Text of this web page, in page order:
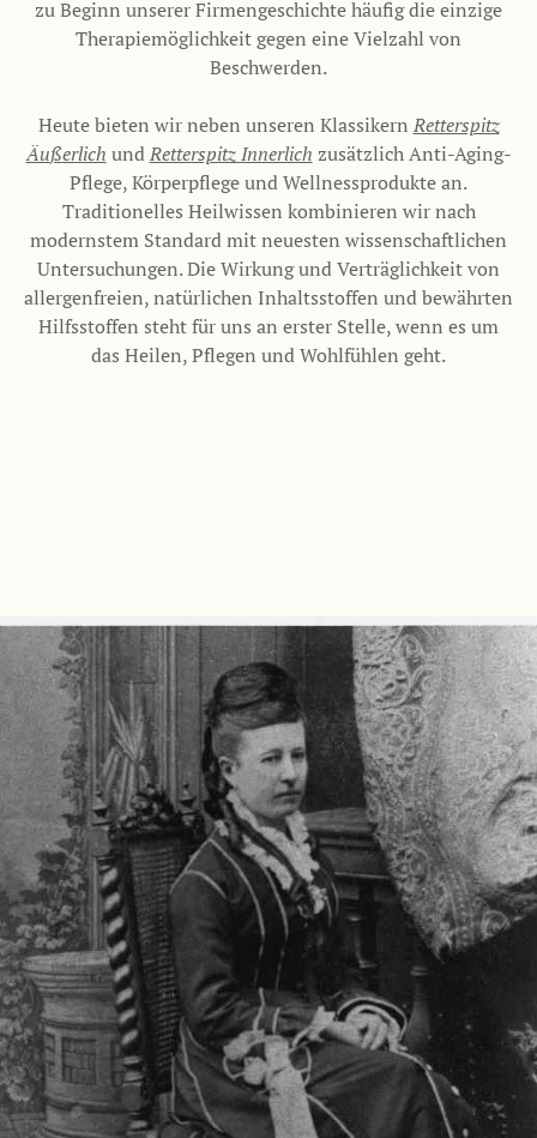
zu Beginn unserer Firmengeschichte häufig die einzige
Therapiemöglichkeit gegen eine Vielzahl von
Beschwerden.
Heute bieten wir neben unseren Klassikern Retterspitz
Äußerlich undRetterspitz Innerlich zusätzlich Anti-Aging-
Pflege, Körperpflege und Wellnessprodukte an.
Traditionelles Heilwissen kombinieren wir nach
modernstem Standard mit neuesten wissenschaftlichen
Untersuchungen. Die Wirkung und Verträglichkeit von
allergenfreien, natürlichen Inhaltsstoffen und bewährten
Hilfsstoffen steht für uns an erster Stelle, wenn es um
das Heilen, Pflegen und Wohlfühlen geht.